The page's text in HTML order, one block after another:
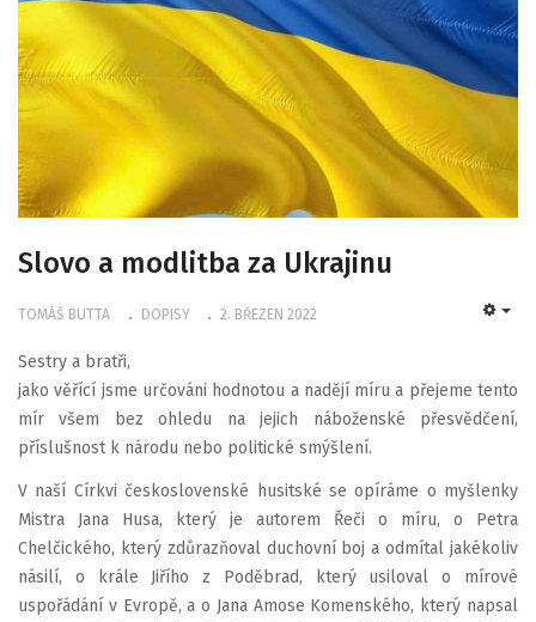
Slovo a modlitba za Ukrajinu
TOMÁŠ BUTTA DOPISY 2. BŘEZEN 2022
Sestry a bratři,
jako věřící jsme určováni hodnotou a nadějí míru a přejeme tento
mír všem bez ohledu na jejich náboženské přesvědčení,
příslušnost k národu nebo politické smýšlení.
V naší Církvi československé husitské se opíráme o myšlenky
Mistra Jana Husa, který je autorem Řeči o míru, o Petra
Chelčického, který zdůrazňoval duchovní boj a odmítal jakékoliv
násilí, o krále Jiřího z Poděbrad, který usiloval o mírové
uspořádání v Evropě, a o Jana Amose Komenského, který napsal